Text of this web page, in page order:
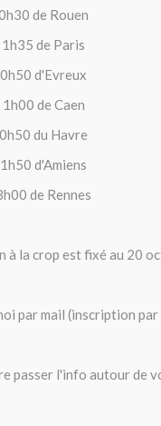
de Rouen
1h35 de Paris
d'Evreux
1h00 de Caen
du Havre
d'Amiens
de Rennes
à la crop est fixé au 20
par mail (inscription
passer l'info autour de